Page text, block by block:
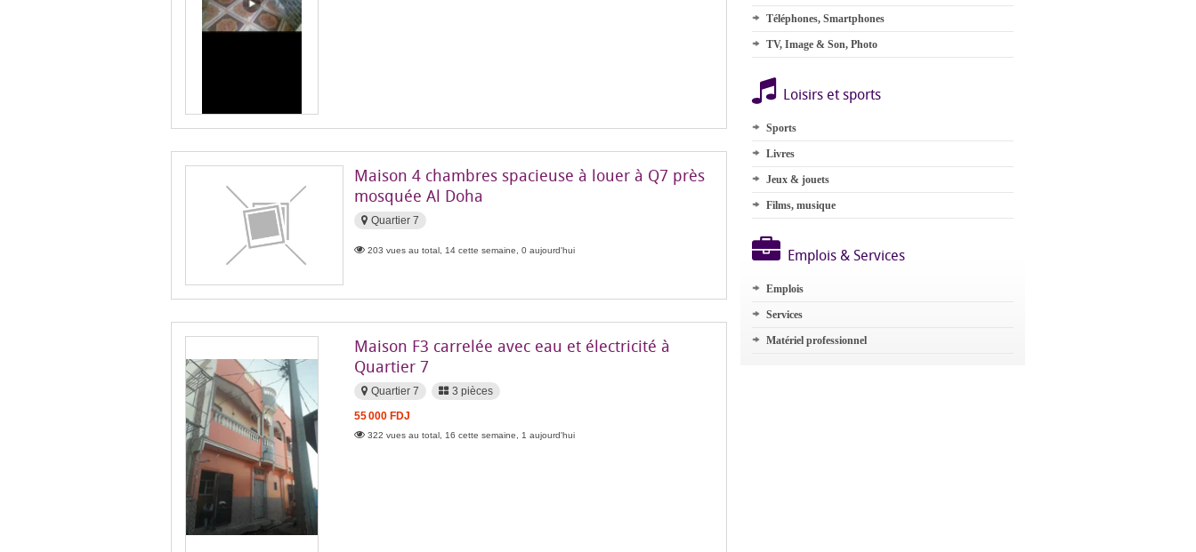
Maison 4 chambres spacieuse à louer à Q7 près
mosquée Al Doha
Quartier 7
203 vues au total, 14 cette semaine, 0 aujourd'hui
Maison F3 carrelée avec eau et électricité à
Quartier 7
Quartier 7
3 pièces
55 000 FDJ
322 vues au total, 16 cette semaine, 1 aujourd'hui
Téléphones, Smartphones
TV, Image & Son, Photo
Loisirs et sports
Sports
Livres
Jeux & jouets
Films, musique
Emplois & Services
Emplois
Services
Matériel professionnel